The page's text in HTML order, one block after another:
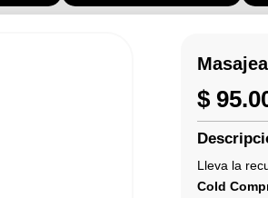
$
Lleva la
Cold